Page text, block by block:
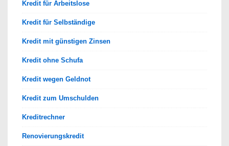
Kredit für Arbeitslose
Kredit für Selbständige
Kredit mit günstigen Zinsen
Kredit ohne Schufa
Kredit wegen Geldnot
Kredit zum Umschulden
Kreditrechner
Renovierungskredit